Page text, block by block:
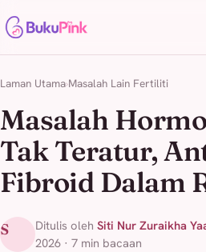
Laman Utama Masalah Lain Fertiliti
Masalah
Tak Teratur,
Fibroid Dalam
S Ditulis oleh Siti Nur Zuraikha
2026 · 7 min bacaan